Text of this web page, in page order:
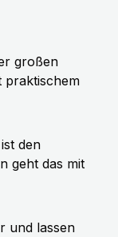
großen
praktischem
den
geht das mit
und lassen